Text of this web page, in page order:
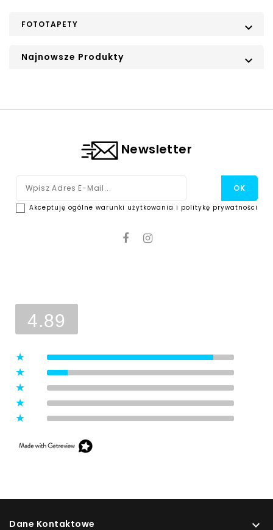
FOTOTAPETY 
Najnowsze Produkty 
Newsletter
Akceptuję ogólne warunki użytkowania i politykę prywatności
4.89
Dane Kontaktowe 